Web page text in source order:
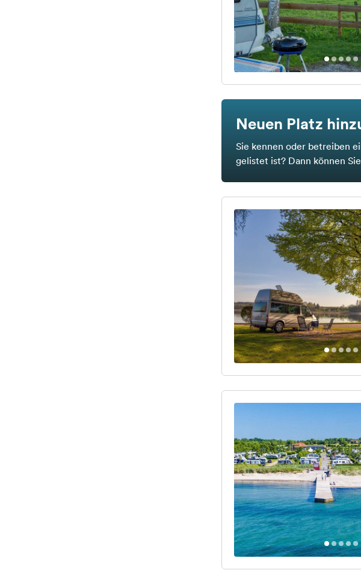
Neuen Platz
Sie kennen oder betreiben
gelistet ist? Dann können